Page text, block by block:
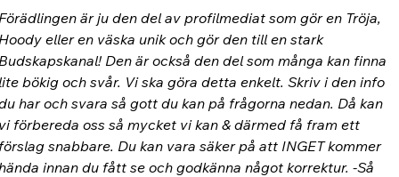
är ju den del av profilmediat som gör en Tröja,
eller en väska unik och gör den till en stark
Den är också den del som många kan finna
bökig och svår. Vi ska göra detta enkelt. Skriv i den info
har och svara så gott du kan på frågorna nedan. Då kan
förbereda oss så mycket vi kan & därmed få fram ett
snabbare. Du kan vara säker på att INGET kommer
innan du fått se och godkänna något korrektur. -Så